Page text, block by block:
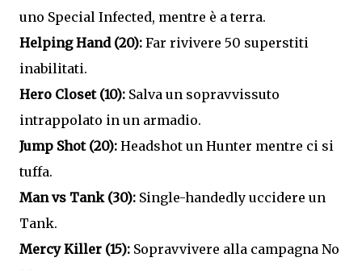
uno Special Infected, mentre è a terra.
Helping Hand (20): Far rivivere 50 superstiti
inabilitati.
Hero Closet (10): Salva un sopravvissuto
intrappolato in un armadio.
Jump Shot (20): Headshot un Hunter mentre ci si
tuffa.
Man vs Tank (30): Single-handedly uccidere un
Tank.
Mercy Killer (15): Sopravvivere alla campagna No